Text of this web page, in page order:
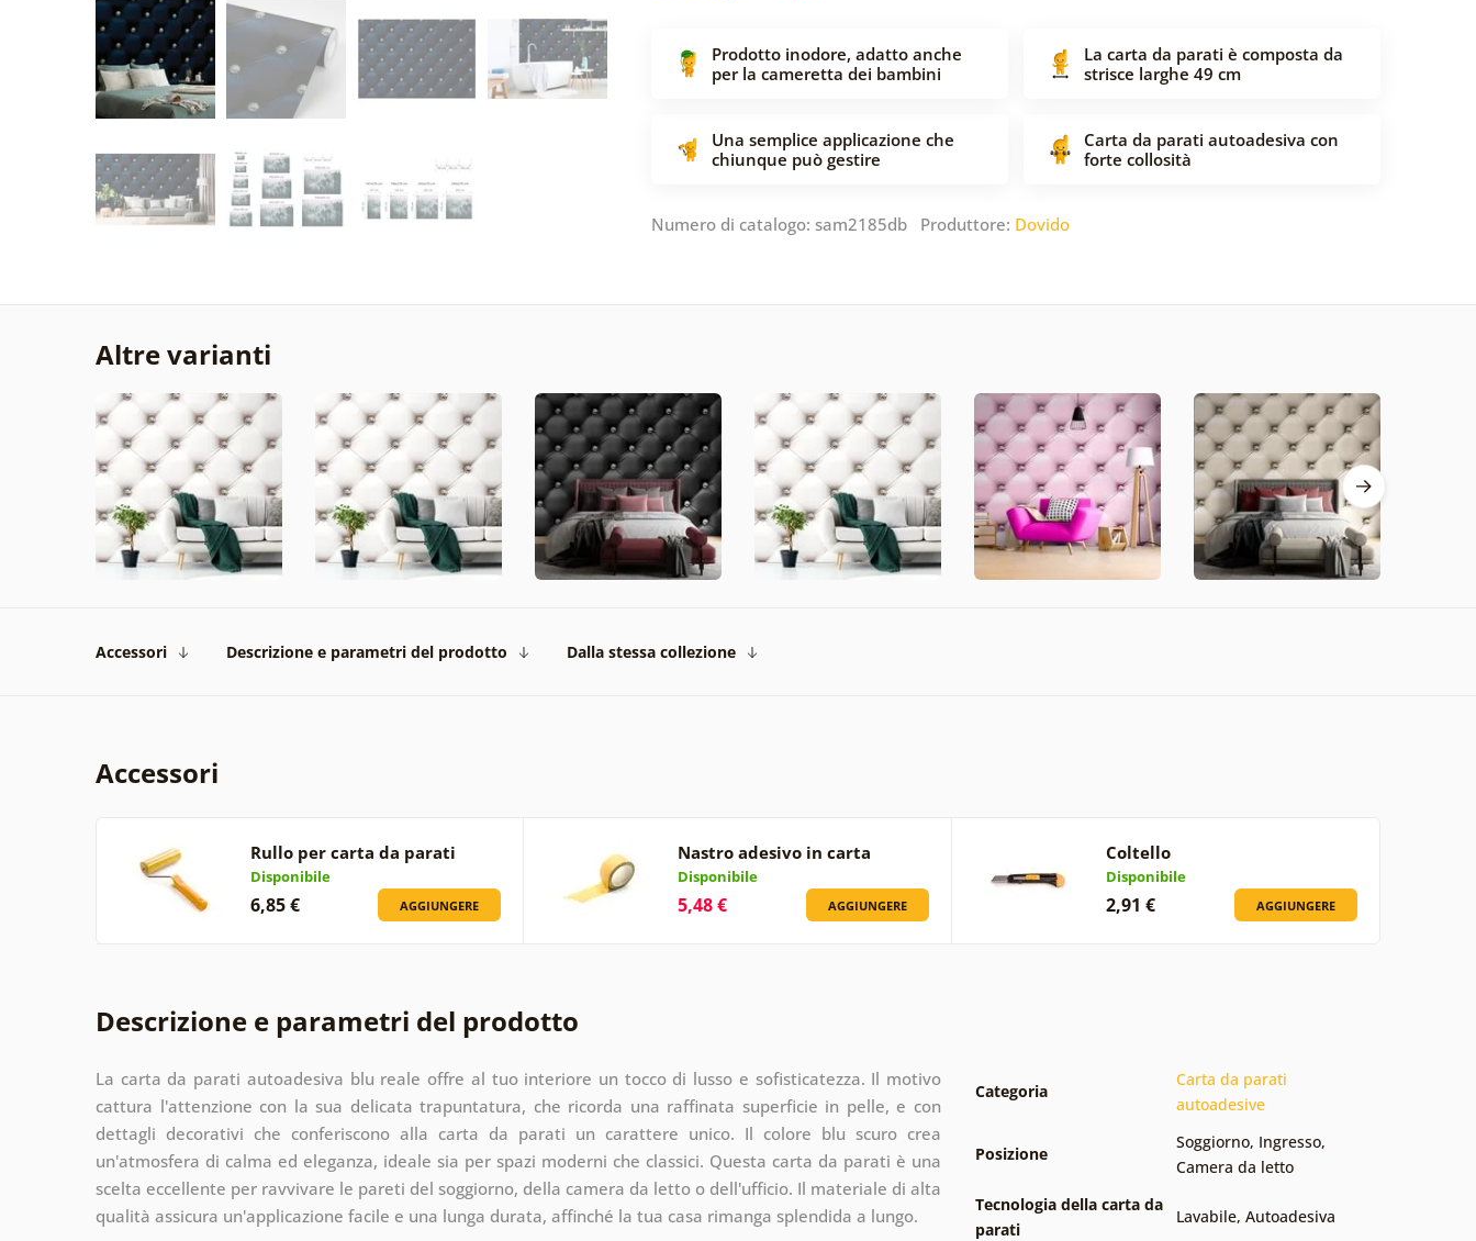
Prodotto inodore, adatto anche
per la cameretta dei bambini
La carta da parati è composta da
strisce larghe 49 cm
Una semplice applicazione che
chiunque può gestire
Carta da parati autoadesiva con
forte collosità
Numero di catalogo: sam2185db Produttore: Dovido
Altre varianti
Accessori Descrizione e parametri del prodotto Dalla stessa collezione
Accessori
Rullo per carta da parati
Disponibile
6,85 € AGGIUNGERE
Nastro adesivo in carta
Disponibile
5,48 € AGGIUNGERE
Coltello
Disponibile
2,91 € AGGIUNGERE
Descrizione e parametri del prodotto
La carta da parati autoadesiva blu reale offre al tuo interiore un tocco di lusso e sofisticatezza. Il motivo
cattura l'attenzione con la sua delicata trapuntatura, che ricorda una raffinata superficie in pelle, e con
dettagli decorativi che conferiscono alla carta da parati un carattere unico. Il colore blu scuro crea
un'atmosfera di calma ed eleganza, ideale sia per spazi moderni che classici. Questa carta da parati è una
scelta eccellente per ravvivare le pareti del soggiorno, della camera da letto o dell'ufficio. Il materiale di alta
qualità assicura un'applicazione facile e una lunga durata, affinché la tua casa rimanga splendida a lungo.
Categoria
Carta da parati
autoadesive
Posizione
Soggiorno, Ingresso,
Camera da letto
Tecnologia della carta da
parati
Lavabile, Autoadesiva